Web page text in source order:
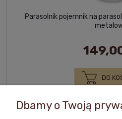
Parasolnik pojemnik na
DO
Dbamy o Twoją